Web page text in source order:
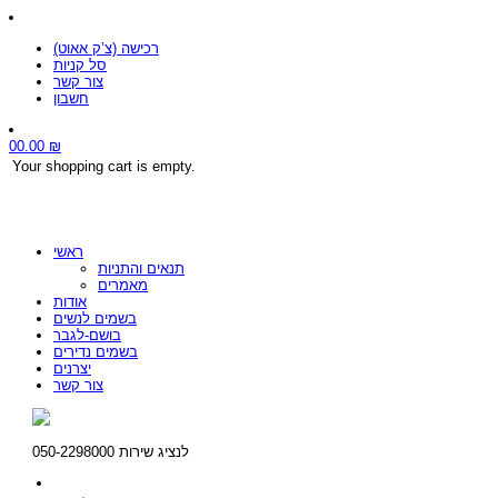
רכישה (צ’ק אאוט)
סל קניות
צור קשר
חשבון
00.00 ₪
Your shopping cart is empty.
ראשי
תנאים והתניות
מאמרים
אודות
בשמים לנשים
בושם-לגבר
בשמים נדירים
יצרנים
צור קשר
לנציג שירות 050-2298000